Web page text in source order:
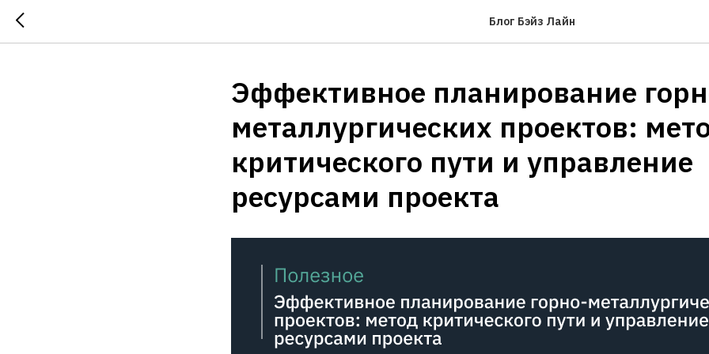
Блог Бэйз Лайн
Эффективное планирование
металлургических проектов:
критического пути и управление
ресурсами проекта